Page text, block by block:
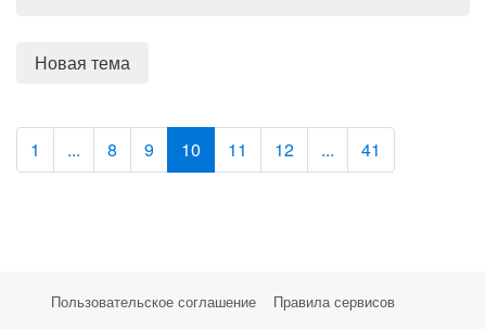
Новая тема
1 ... 8 9 10 11 12 ... 41
Пользовательское соглашение Правила сервисов